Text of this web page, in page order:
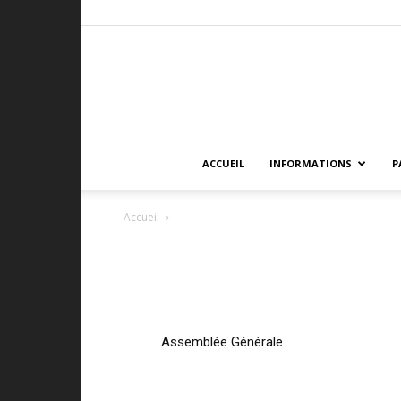
ACCUEIL INFORMATIONS
Accueil
Assemblée Générale